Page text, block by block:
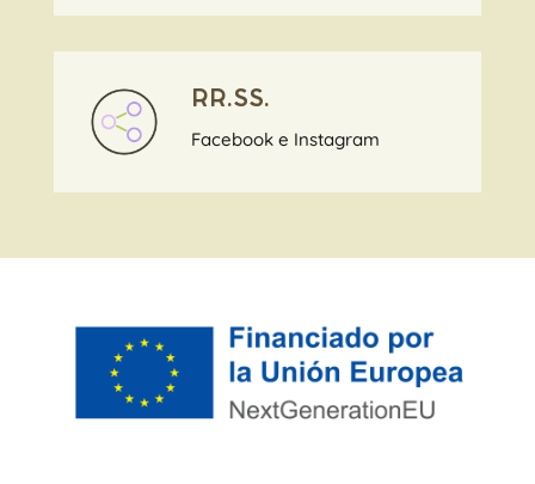
RR.SS.
Facebooke Instagram